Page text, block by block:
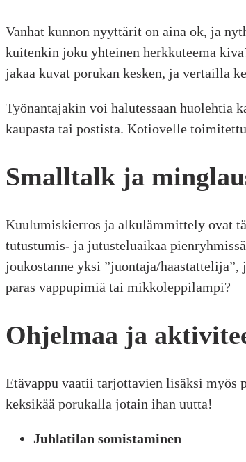
Vanhat kunnon nyyttärit on aina ok, ja
kuitenkin joku yhteinen herkkuteema
jakaa kuvat porukan kesken, ja vertailla
Työnantajakin voi halutessaan huolehtia
kaupasta tai postista. Kotiovelle
Smalltalk ja
Kuulumiskierros ja alkulämmittely ovat
tutustumis- ja jutusteluaikaa
joukostanne yksi ”juontaja/
paras vappupimiä tai mikkoleppilampi?
Ohjelmaa ja
Etävappu vaatii tarjottavien lisäksi myös
keksikää porukalla jotain ihan uutta!
Juhlatilan somistaminen